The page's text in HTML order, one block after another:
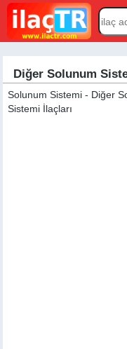
Diğer Solunum
Solunum Sistemi - Diğer
Sistemi İlaçları